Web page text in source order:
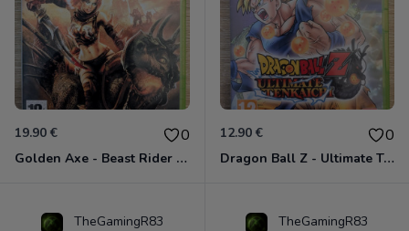
19.90 € 0
Golden Axe - Beast Rider Xbox 360
12.90 € 0
Dragon Ball Z - Ultimate Tenkaichi Xbox 360
TheGamingR83 TheGamingR83